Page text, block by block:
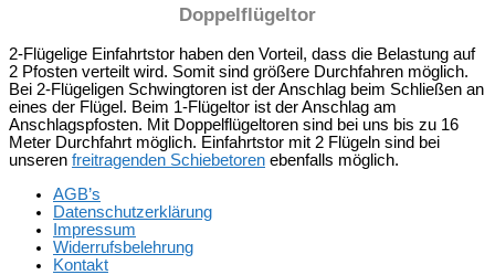
Doppelflügeltor
2-Flügelige Einfahrtstor haben den Vorteil, dass die Belastung auf
2 Pfosten verteilt wird. Somit sind größere Durchfahren möglich.
Bei 2-Flügeligen Schwingtoren ist der Anschlag beim Schließen an
eines der Flügel. Beim 1-Flügeltor ist der Anschlag am
Anschlagspfosten. Mit Doppelflügeltoren sind bei uns bis zu 16
Meter Durchfahrt möglich. Einfahrtstor mit 2 Flügeln sind bei
unseren freitragenden Schiebetoren ebenfalls möglich.
AGB’s
Datenschutzerklärung
Impressum
Widerrufsbelehrung
Kontakt